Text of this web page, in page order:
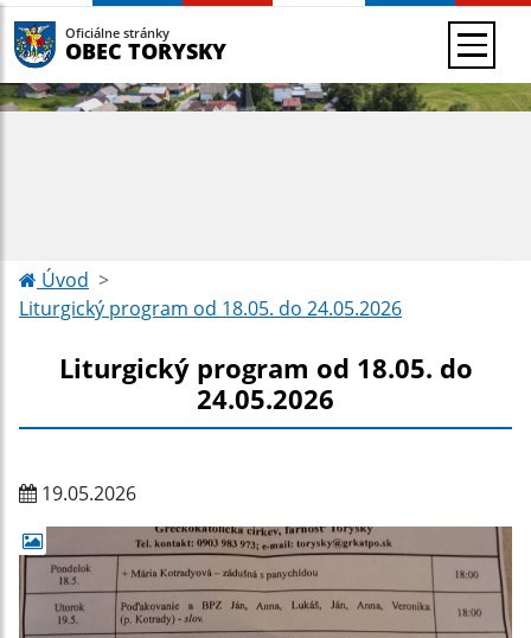
Oficiálne stránky
OBEC TORYSKY
Úvod
Liturgický program od 18.05. do 24.05.2026
Liturgický program od 18.05. do
24.05.2026
19.05.2026